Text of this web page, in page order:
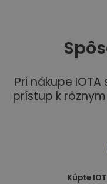
Pri nákupe
prístup k
Kúpte